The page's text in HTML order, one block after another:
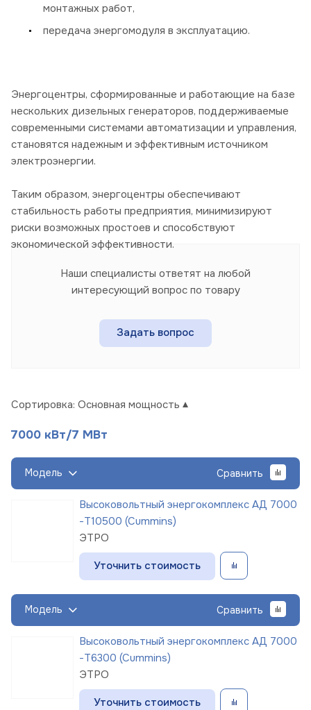
монтажных работ,
передача энергомодуля в эксплуатацию.
Энергоцентры, сформированные и работающие на базе
нескольких дизельных генераторов, поддерживаемые
современными системами автоматизации и управления,
становятся надежным и эффективным источником
электроэнергии.
Таким образом, энергоцентры обеспечивают
стабильность работы предприятия, минимизируют
риски возможных простоев и способствуют
экономической эффективности.
Наши специалисты ответят на любой
интересующий вопрос по товару
Задать вопрос
Сортировка: Основная мощность
7000 кВт/7 МВт
Модель Сравнить
Высоковольтный энергокомплекс АД 7000
-Т10500 (Cummins)
ЭТРО
Уточнить стоимость
Модель Сравнить
Высоковольтный энергокомплекс АД 7000
-Т6300 (Cummins)
ЭТРО
Уточнить стоимость